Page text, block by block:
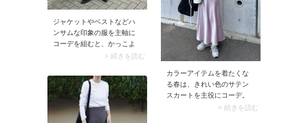
ジャケットやベストなどハ
ンサムな印象の服を主軸に
コーデを組むと、かっこよ
さがグンとアップ。特にベ
ルなモノトーンスタイルの
アクセントとして映え、サ
マになりますよ。
> 続きを読む
カラーアイテムを着たくな
る春は、きれい色のサテン
スカートを主役にコーデ。
ボトムが引き立つよう、ト
> 続きを読む